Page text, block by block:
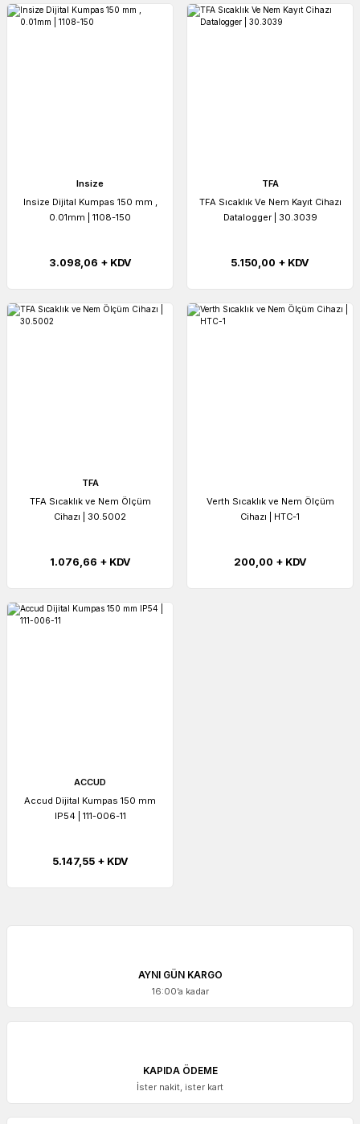
Insize
Insize Dijital Kumpas 150 mm ,
0.01mm | 1108-150
3.098,06 + KDV
TFA
TFA Sıcaklık Ve Nem Kayıt Cihazı
Datalogger | 30.3039
5.150,00 + KDV
TFA
TFA Sıcaklık ve Nem Ölçüm
Cihazı | 30.5002
1.076,66 + KDV
Verth Sıcaklık ve Nem Ölçüm
Cihazı | HTC-1
200,00 + KDV
ACCUD
Accud Dijital Kumpas 150 mm
IP54 | 111-006-11
5.147,55 + KDV
AYNI GÜN KARGO
16:00’a kadar
KAPIDA ÖDEME
İster nakit, ister kart